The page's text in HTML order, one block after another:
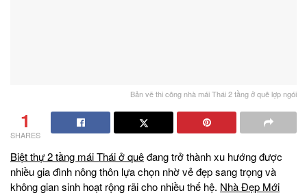
Bản vẽ thi công nhà mái Thái 2 tầng ở quê lợp ngói
1
SHARES
Biệt thự 2 tầng mái Thái ở quêđang trở thành xu hướng được
nhiều gia đình nông thôn lựa chọn nhờ vẻ đẹp sang trọng và
không gian sinh hoạt rộng rãi cho nhiều thế hệ. Nhà Đẹp Mới